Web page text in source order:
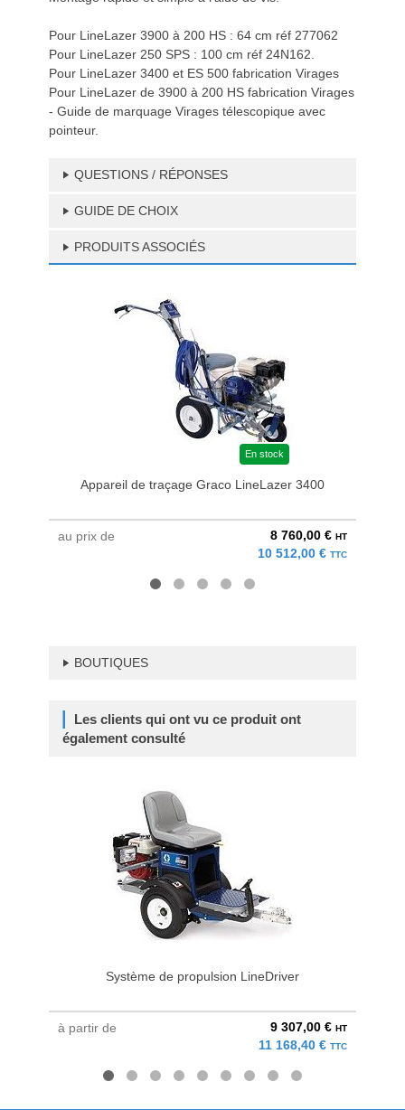
Pour LineLazer 3900 à 200 HS : 64 cm réf 277062
Pour LineLazer 250 SPS : 100 cm réf 24N162.
Pour LineLazer 3400 et ES 500 fabrication Virages
Pour LineLazer de 3900 à 200 HS fabrication Virages
- Guide de marquage Virages télescopique avec
pointeur.
QUESTIONS / RÉPONSES
GUIDE DE CHOIX
PRODUITS ASSOCIÉS
En stock
Appareil de traçage Graco LineLazer 3400
au prix de 8 760,00 € HT
10 512,00 € TTC
BOUTIQUES
Les clients qui ont vu ce produit ont
également consulté
Système de propulsion LineDriver
à partir de 9 307,00 € HT
11 168,40 € TTC